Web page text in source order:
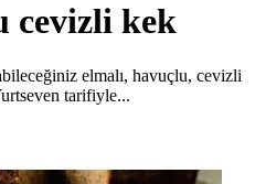
cevizli kek
elmalı, havuçlu, cevizli
tarifiyle...